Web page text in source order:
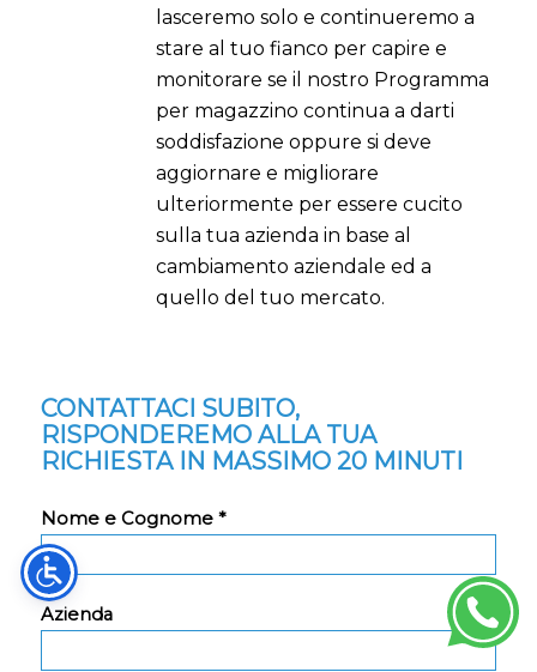
lasceremo solo e continueremo a
stare al tuo fianco per capire e
monitorare se il nostro Programma
per magazzino continua a darti
soddisfazione oppure si deve
aggiornare e migliorare
ulteriormente per essere cucito
sulla tua azienda in base al
cambiamento aziendale ed a
quello del tuo mercato.
CONTATTACI SUBITO,
RISPONDEREMO ALLA TUA
RICHIESTA IN MASSIMO 20 MINUTI
Nome e Cognome *
Azienda